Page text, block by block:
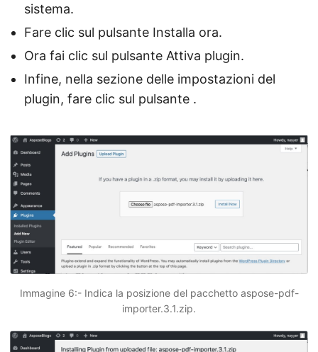
sistema.
Fare clic sul pulsante Installa ora.
Ora fai clic sul pulsante Attiva plugin.
Infine, nella sezione delle impostazioni del
plugin, fare clic sul pulsante .
Immagine 6:- Indica la posizione del pacchetto aspose-pdf-
importer.3.1.zip.